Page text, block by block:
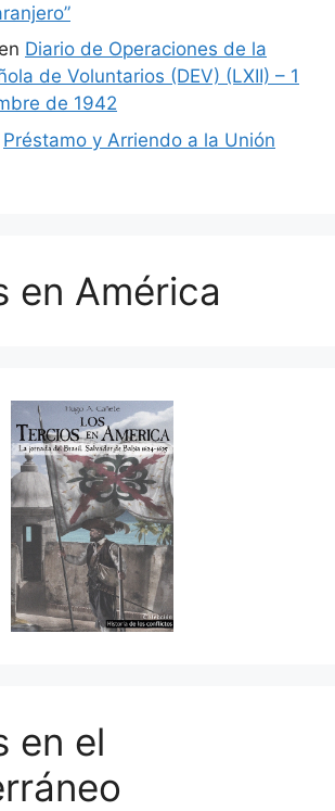
en Diario de Operaciones de la
de Voluntarios (DEV) (LXII) – 1
de 1942
Préstamo y Arriendo a la Unión
en América
en el